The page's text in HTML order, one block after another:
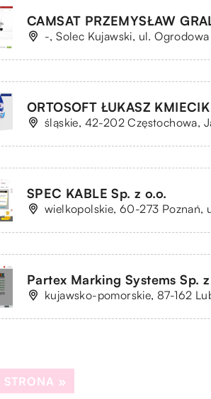
CAMSAT PRZEMYSŁAW
-, Solec Kujawski, ul.
ORTOSOFT ŁUKASZ KMIECIK
śląskie, 42-202 Częstochowa,
SPEC KABLE Sp. z o.o.
wielkopolskie, 60-273 Poznań,
Partex Marking Systems Sp.
kujawsko-pomorskie, 87-162
STRONA »